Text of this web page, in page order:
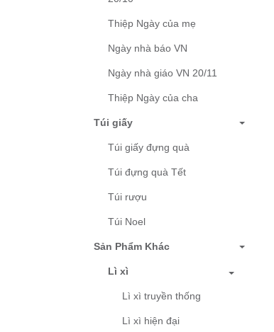
Thiệp Ngày của mẹ
Ngày nhà báo VN
Ngày nhà giáo VN 20/11
Thiệp Ngày của cha
Túi giấy
Túi giấy đựng quà
Túi đựng quà Tết
Túi rượu
Túi Noel
Sản Phẩm Khác
Lì xì
Lì xì truyền thống
Lì xì hiện đại
Grey 12TT70 -KT